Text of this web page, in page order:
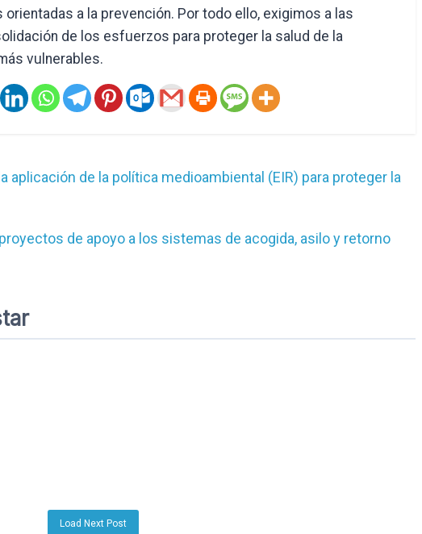
a la prevención. Por todo ello, exigimos a las
de los esfuerzos para proteger la salud de la
vulnerables.
aplicación de la política medioambiental (EIR) para proteger la
de apoyo a los sistemas de acogida, asilo y retorno
Load Next Post